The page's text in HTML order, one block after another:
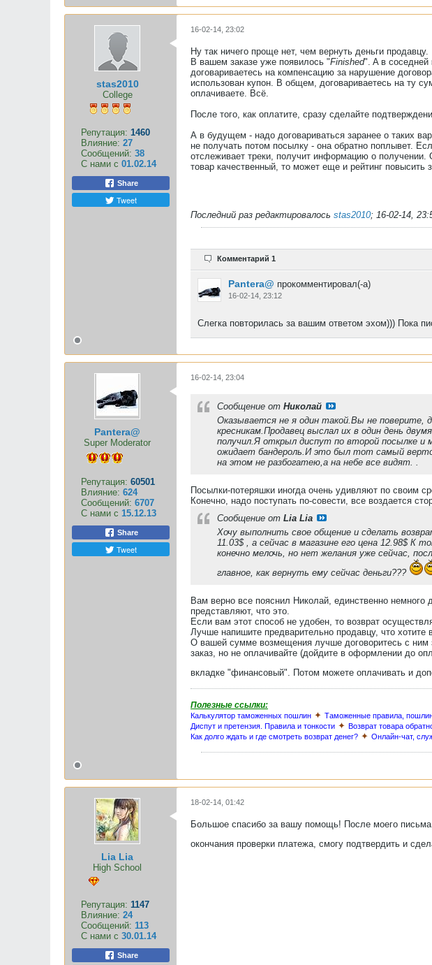
stas2010
College
Репутация: 1460
Влияние: 27
Сообщений: 38
С нами с 01.02.14
Share
Tweet
16-02-14, 23:02
Ну так ничего проще нет, чем вернуть деньги продавцу.
В вашем заказе уже появилось "Finished". A в соседней
договариваетесь на компенсацию за нарушение
использован купон. В общем, договариваетесь на ту
оплачиваете. Всё.
После того, как оплатите, сразу сделайте
А в будущем - надо договариваться заранее о таких
не получать потом посылку - она обратно поплывет.
отслеживает треки, получит информацию о
товар качественный, то может еще и рейтинг повысить
Последний раз редактировалось stas2010; 16-02-14,
Комментарий 1
Pantera@ прокомментировал(-а)
16-02-14, 23:12
Слегка повторилась за вашим ответом эхом))) Пока
Pantera@
Super Moderator
Репутация: 60501
Влияние: 624
Сообщений: 6707
С нами с 15.12.13
Share
Tweet
16-02-14, 23:04
Сообщение от Николай
Оказывается не я один такой.Вы не поверите,
кресникам.Продавец выслал их в один день
получил.Я открыл диспут по второй посылке и
ожидает бандероль.И это был тот самый
на этом не разбогатею,а на небе все видят. .
Посылки-потеряшки иногда очень удивляют по своим
Конечно, надо поступать по-совести, все воздается
Сообщение от Lia Lia
Хочу выполнить свое общение и сделать
11.03$ , а сейчас в магазине его цена 12.98$ К
конечно мелочь, но нет желания уже сейчас,
главное, как вернуть ему сейчас деньги???
Вам верно все пояснил Николай, единственно
представляют, что это.
Если вам этот способ не удобен, то возврат
Лучше напишите предварительно продавцу, что
О вашей сумме возмещения лучше договоритесь с ним
заказ, но не оплачивайте (дойдите в оформлении до
вкладке "финансовый". Потом можете оплачивать и
Полезные ссылки:
Калькулятор таможенных пошлин ✦ Таможенные правила,
Диспут и претензия. Правила и тонкости ✦ Возврат товара
Как долго ждать и где смотреть возврат денег? ✦ Онлайн-чат,
Lia Lia
High School
Репутация: 1147
Влияние: 24
Сообщений: 113
С нами с 30.01.14
Share
18-02-14, 01:42
Большое спасибо за вашу помощь! После моего письма
окончания проверки платежа, смогу подтвердить и